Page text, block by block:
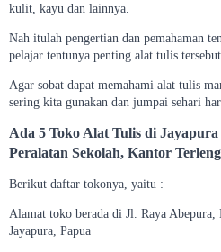
kulit, kayu dan lainnya.
Nah itulah pengertian dan pemahaman
pelajar tentunya penting alat tulis
Agar sobat dapat memahami alat tulis
sering kita gunakan dan jumpai sehari
Ada 5 Toko Alat Tulis di
Peralatan Sekolah, Kantor
Berikut daftar tokonya, yaitu :
Alamat toko berada di Jl. Raya
Jayapura, Papua